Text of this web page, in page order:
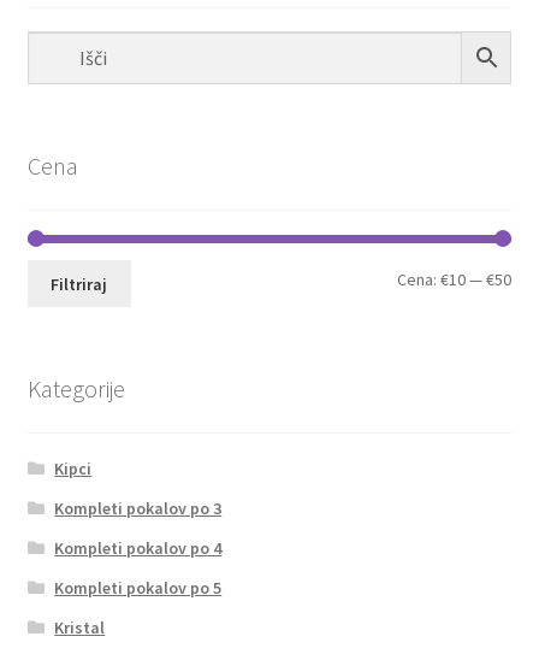
Cena
Min
Max
Filtriraj Cena:€10—€50
Kategorije
Kipci
Kompleti pokalov po 3
Kompleti pokalov po 4
Kompleti pokalov po 5
Kristal